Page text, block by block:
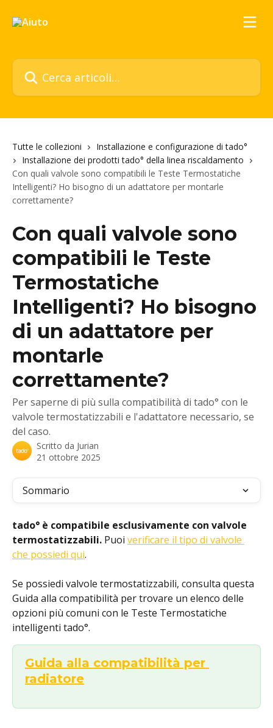
Cerca articoli…
Tutte le collezioni
Installazione e configurazione di tado°
Installazione dei prodotti tado° della linea riscaldamento
Con quali valvole sono compatibili le Teste Termostatiche
Intelligenti? Ho bisogno di un adattatore per montarle
correttamente?
Con quali valvole sono
compatibili le Teste
Termostatiche
Intelligenti? Ho bisogno
di un adattatore per
montarle
correttamente?
Per saperne di più sulla compatibilità di tado° con le
valvole termostatizzabili e l'adattatore necessario, se
del caso.
Scritto da Jurian
21 ottobre 2025
Sommario
tado° è compatibile esclusivamente con valvole
termostatizzabili. Puoi verificare il tipo di valvole
che possiedi qui.
Se possiedi valvole termostatizzabili, consulta questa
Guida alla compatibilità per trovare un elenco delle
opzioni più comuni con le Teste Termostatiche
intelligenti tado°.
Guida alla compatibilità per
radiatore